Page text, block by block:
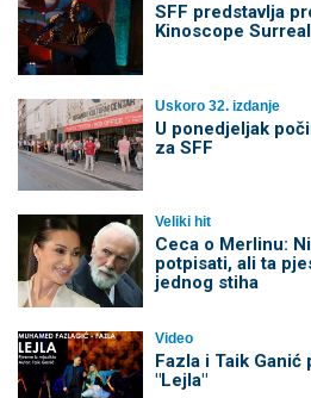
SFF predstavlja
Kinoscope Surreal
Uskoro 32. izdanje
U ponedjeljak
za SFF
Veliki hit
Ceca o Merlinu:
potpisati, ali ta
jednog stiha
Video
Fazla i Taik
"Lejla"